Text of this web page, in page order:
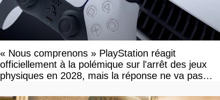
« Nous comprenons » PlayStation réagit
officiellement à la polémique sur l'arrêt des jeux
physiques en 2028, mais la réponse ne va pas